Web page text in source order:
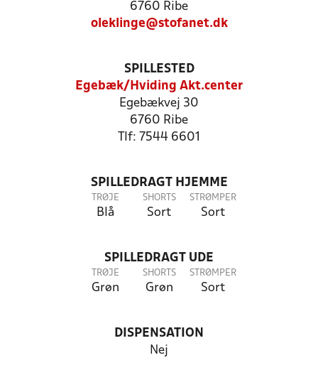
6760 Ribe
oleklinge@stofanet.dk
SPILLESTED
Egebæk/Hviding Akt.center
Egebækvej 30
6760 Ribe
Tlf: 7544 6601
SPILLEDRAGT HJEMME
TRØJE
Blå
SHORTS
Sort
STRØMPER
Sort
SPILLEDRAGT UDE
TRØJE
Grøn
SHORTS
Grøn
STRØMPER
Sort
DISPENSATION
Nej